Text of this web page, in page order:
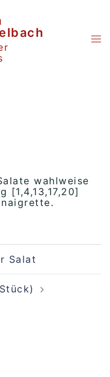
wahlweise
[1,4,13,17,20]
Salat